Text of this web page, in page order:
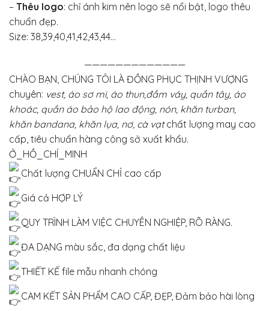
– Thêu logo: chỉ ánh kim nên logo sẽ nổi bật, logo thêu
chuẩn đẹp.
Size: 38,39,40,41,42,43,44…
—————————————
CHÀO BẠN, CHÚNG TÔI LÀ ĐỒNG PHỤC THỊNH VƯỢNG
chuyên: vest, áo sơ mi, áo thun,đầm váy, quần tây, áo
khoác, quần áo bảo hộ lao động, nón, khăn turban,
khăn bandana, khăn lụa, nơ, cà vạtchất lượng may cao
cấp, tiêu chuẩn hàng công sở xuất khẩu.
Ở_HỒ_CHÍ_MINH
Chất lượng CHUẨN CHỈ cao cấp
Giá cả HỢP LÝ
QUY TRÌNH LÀM VIỆC CHUYÊN NGHIỆP, RÕ RÀNG.
ĐA DẠNG màu sắc, đa dạng chất liệu
THIẾT KẾ file mẫu nhanh chóng
CAM KẾT SẢN PHẨM CAO CẤP, ĐẸP, Đảm bảo hài lòng